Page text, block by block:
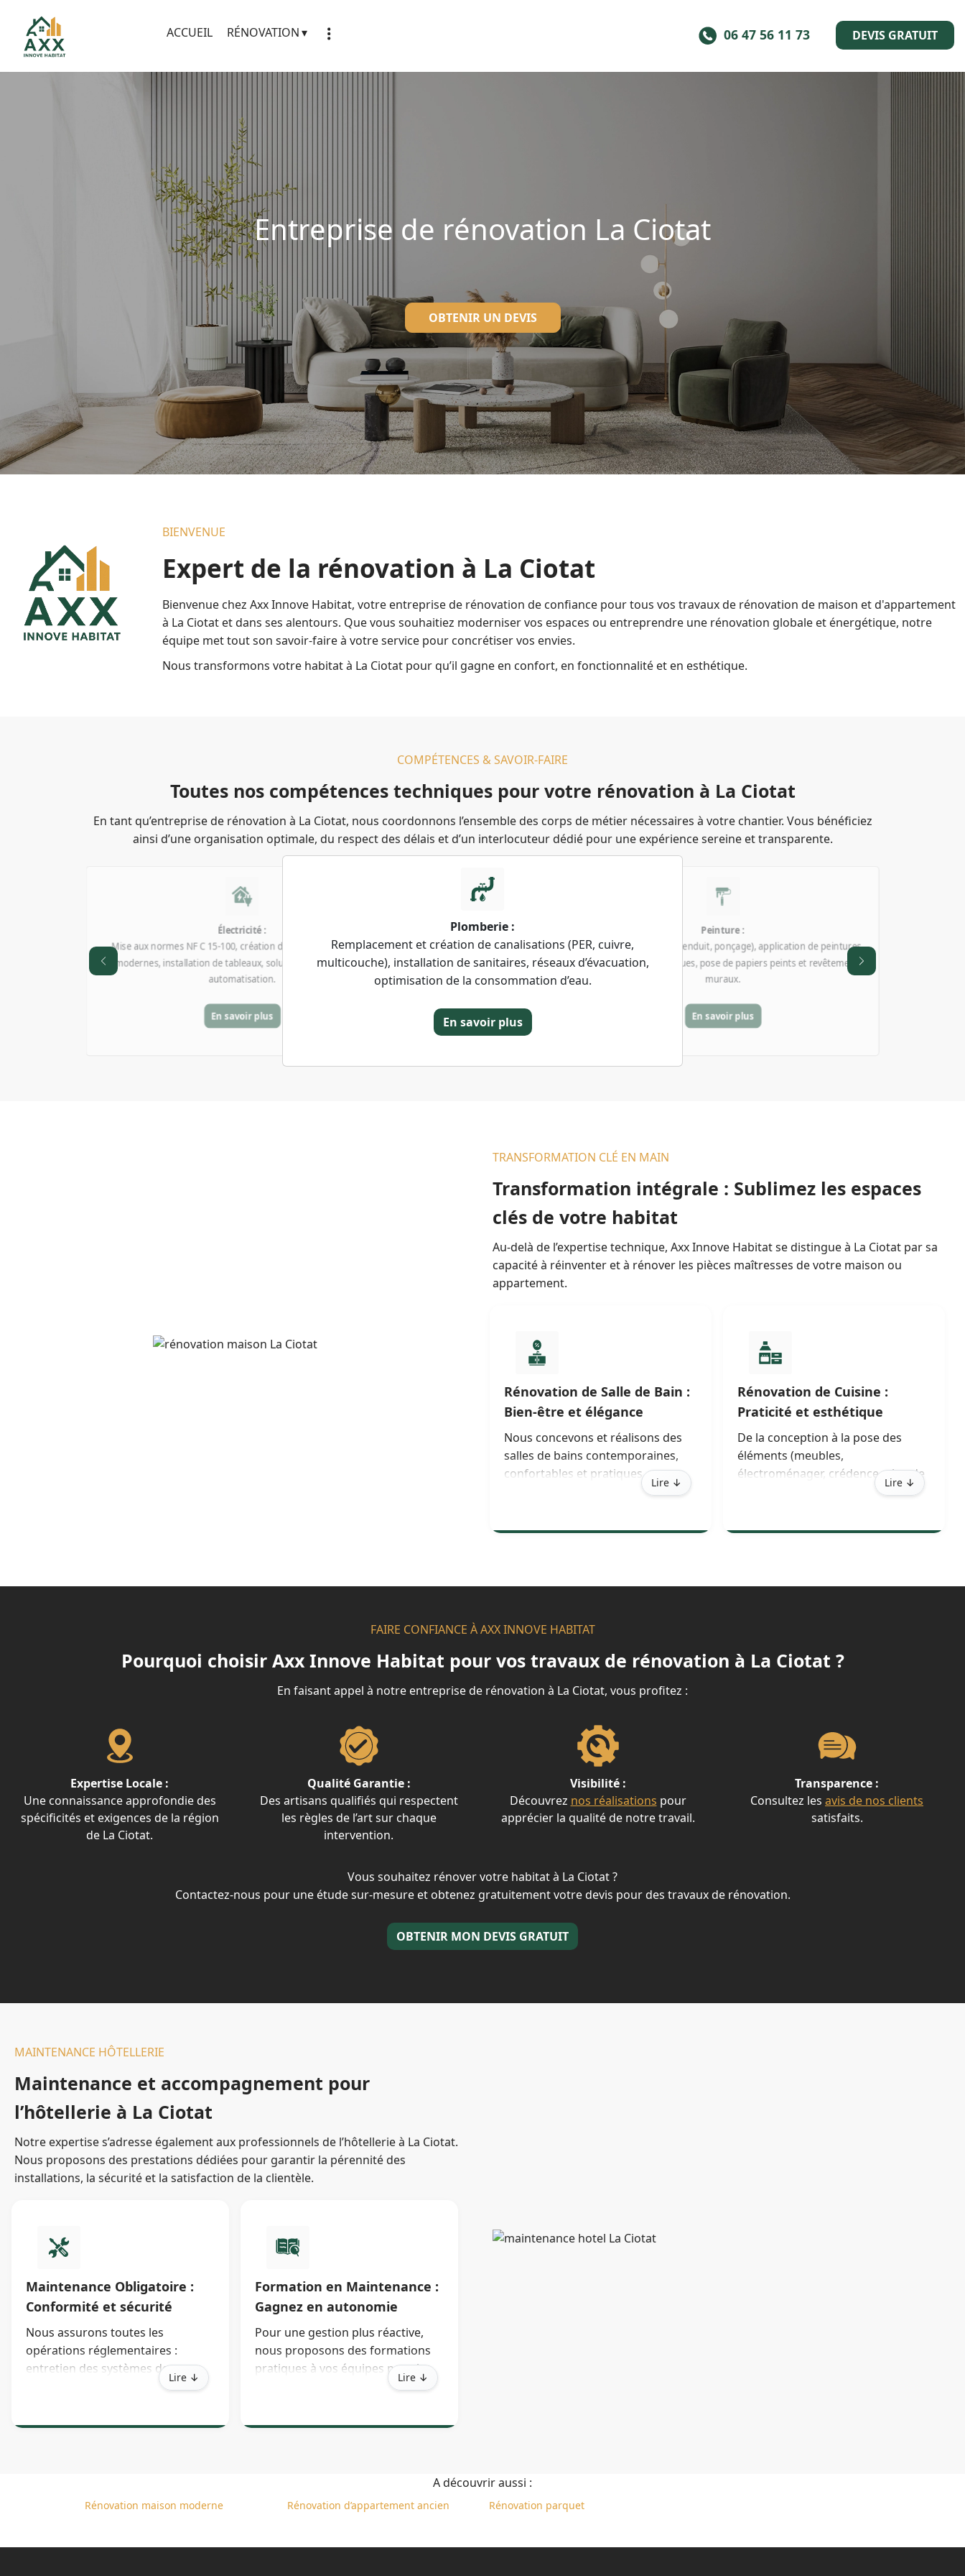
DEVIS GRATUIT
06 47 56 11 73
ACCUEIL RÉNOVATION
Entreprise de rénovation La Ciotat
OBTENIR UN DEVIS
BIENVENUE
Expert de la rénovation à La Ciotat
Bienvenue chez Axx Innove Habitat, votre entreprise de rénovation de confiance pour tous vos travaux de rénovation de maison et d'appartement
à La Ciotat et dans ses alentours. Que vous souhaitiez moderniser vos espaces ou entreprendre une rénovation globale et énergétique, notre
équipe met tout son savoir-faire à votre service pour concrétiser vos envies.
Nous transformons votre habitat à La Ciotat pour qu’il gagne en confort, en fonctionnalité et en esthétique.
COMPÉTENCES & SAVOIR-FAIRE
Toutes nos compétences techniques pour votre rénovation à La Ciotat
En tant qu’entreprise de rénovation à La Ciotat, nous coordonnons l’ensemble des corps de métier nécessaires à votre chantier. Vous bénéficiez
ainsi d’une organisation optimale, du respect des délais et d’un interlocuteur dédié pour une expérience sereine et transparente.
Électricité :
En savoir plus
Plomberie :
Remplacement et création de canalisations (PER, cuivre,
multicouche), installation de sanitaires, réseaux d’évacuation,
optimisation de la consommation d’eau.
En savoir plus
Peinture :
Préparation des murs (enduit, ponçage), application de peintures
décoratives ou techniques, pose de papiers peints et revêtements
muraux.
En savoir plus
Sol :
Pose de carrelage, faïence, parquet (flottant ou massif), sols souples
(PVC, linoléum), préparation et ragréage des surfaces.
En savoir plus
Ventilation :
En savoir plus
TRANSFORMATION CLÉ EN MAIN
Transformation intégrale : Sublimez les espaces
clés de votre habitat
Au-delà de l’expertise technique, Axx Innove Habitat se distingue à La Ciotat par sa
capacité à réinventer et à rénover les pièces maîtresses de votre maison ou
appartement.
Rénovation de Salle de Bain :
Bien-être et élégance
Nous concevons et réalisons des
salles de bains contemporaines,
confortables et pratiques.
choix de robinetteries
Lire ↓
Rénovation de Cuisine :
Praticité et esthétique
De la conception à la pose des
éléments (meubles,
électroménager, crédence, plan de
travail), nous optimisons chaque
devienne la pièce centrale de votre
Lire ↓
FAIRE CONFIANCE À AXX INNOVE HABITAT
Pourquoi choisir Axx Innove Habitat pour vos travaux de rénovation à La Ciotat ?
En faisant appel à notre entreprise de rénovation à La Ciotat, vous profitez :
Expertise Locale :
Une connaissance approfondie des
spécificités et exigences de la région
de La Ciotat.
Qualité Garantie :
Des artisans qualifiés qui respectent
les règles de l’art sur chaque
intervention.
Visibilité :
Découvrez nos réalisations pour
apprécier la qualité de notre travail.
Transparence :
Consultez les avis de nos clients
satisfaits.
Vous souhaitez rénover votre habitat à La Ciotat ?
Contactez-nous pour une étude sur-mesure et obtenez gratuitement votre devis pour des travaux de rénovation.
OBTENIR MON DEVIS GRATUIT
MAINTENANCE HÔTELLERIE
Maintenance et accompagnement pour
l’hôtellerie à La Ciotat
Notre expertise s’adresse également aux professionnels de l’hôtellerie à La Ciotat.
Nous proposons des prestations dédiées pour garantir la pérennité des
installations, la sécurité et la satisfaction de la clientèle.
Maintenance Obligatoire :
Conformité et sécurité
Nous assurons toutes les
opérations réglementaires :
entretien des systèmes de
climatisation et chauffage,
d’eau chaude, vérification des
Lire ↓
Formation en Maintenance :
Gagnez en autonomie
Pour une gestion plus réactive,
nous proposons des formations
pratiques à vos équipes pour la
maintenance de premier niveau et
du quotidien.
Lire ↓
A découvrir aussi :
Rénovation maison moderne Rénovation d’appartement ancien Rénovation parquet